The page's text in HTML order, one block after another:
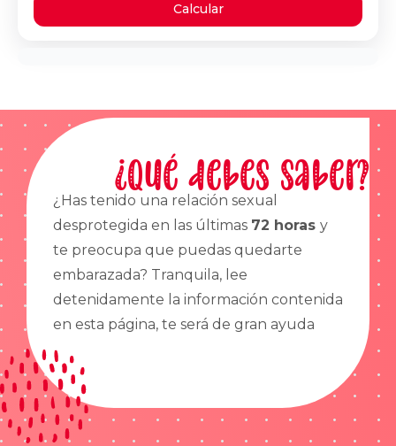
Calcular
¿Qué debes saber?
¿Has tenido una relación sexual
desprotegida en las últimas 72 horas y
te preocupa que puedas quedarte
embarazada? Tranquila, lee
detenidamente la información contenida
en esta página, te será de gran ayuda